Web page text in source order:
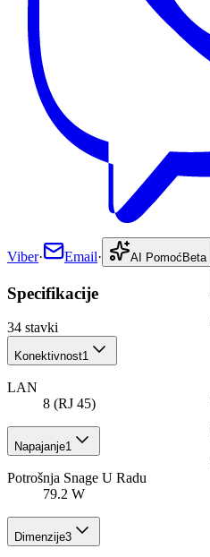
Viber· Email· AI Pomoć Beta
Specifikacije
34 stavki
Konektivnost1
LAN
8 (RJ 45)
Napajanje1
Potrošnja Snage U Radu
79.2 W
Dimenzije3